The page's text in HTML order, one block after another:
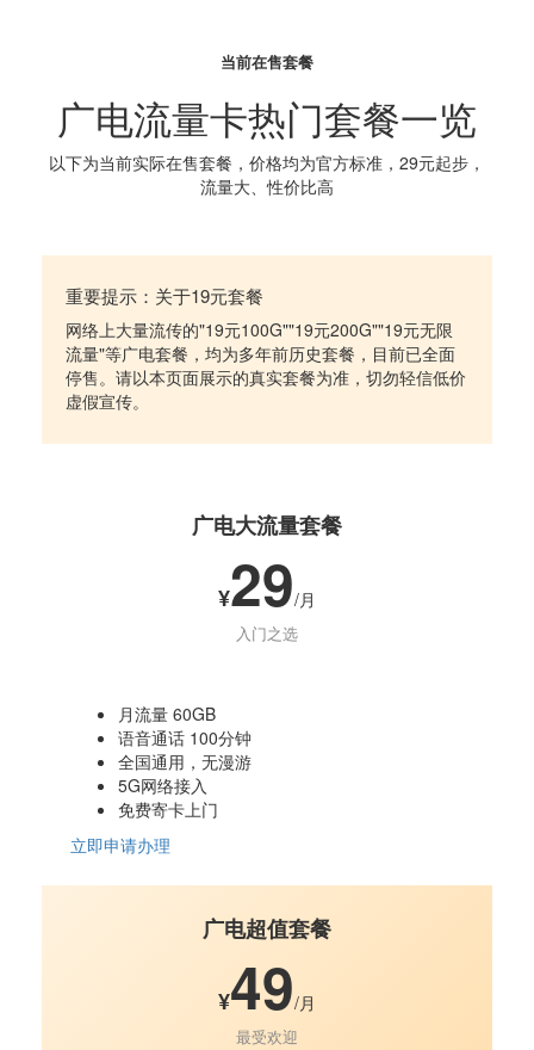
当前在售套餐
广电流量卡热门套餐一览
以下为当前实际在售套餐，价格均为官方标准，29元起步，
流量大、性价比高
重要提示：关于19元套餐
网络上大量流传的"19元100G""19元200G""19元无限
流量"等广电套餐，均为多年前历史套餐，目前已全面
停售。请以本页面展示的真实套餐为准，切勿轻信低价
虚假宣传。
广电大流量套餐
¥29/月
入门之选
月流量 60GB
语音通话 100分钟
全国通用，无漫游
5G网络接入
免费寄卡上门
立即申请办理
广电超值套餐
¥49/月
最受欢迎